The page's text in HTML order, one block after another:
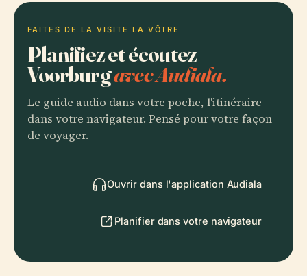
FAITES DE LA VISITE LA VÔTRE
Planifiez et écoutez
Voorburgavec Audiala.
Le guide audio dans votre poche, l'itinéraire
dans votre navigateur. Pensé pour votre façon
de voyager.
Ouvrir dans l'application Audiala
Planifier dans votre navigateur